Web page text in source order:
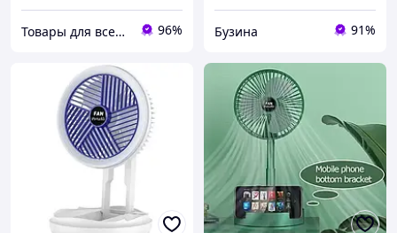
Товары для всех в интернет-магазине «Avocado» 96% Бузина 91%